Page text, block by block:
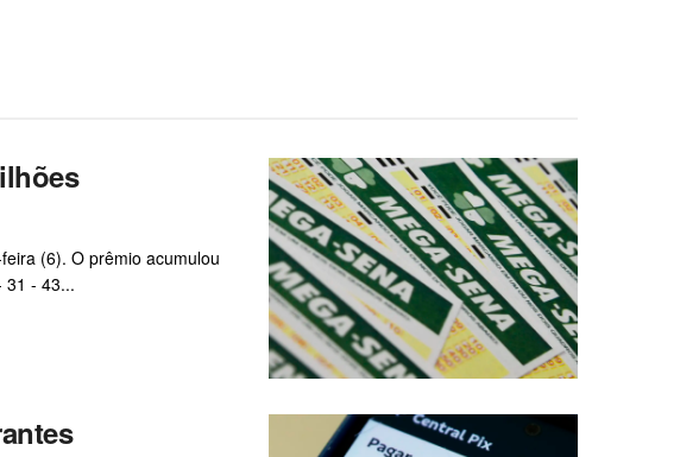
(6). O prêmio acumulou
31 - 43...